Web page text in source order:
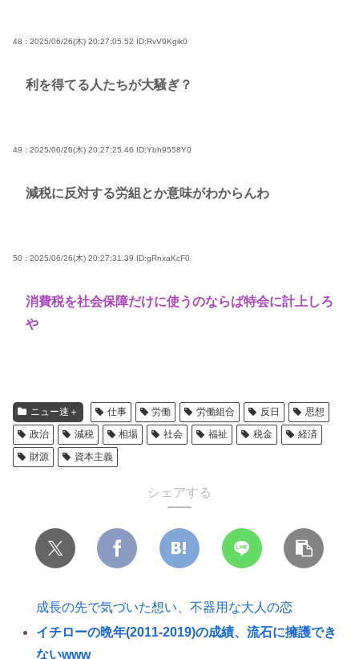
48 : 2025/06/26(木) 20:27:05.52 ID:RvV9Kgik0
利を得てる人たちが大騒ぎ？
49 : 2025/06/26(木) 20:27:25.46 ID:Ybh9558Y0
減税に反対する労組とか意味がわからんわ
50 : 2025/06/26(木) 20:27:31.39 ID:gRnxaKcF0
消費税を社会保障だけに使うのならば特会に計上しろ
や
ニュー速＋ 仕事 労働 労働組合 反日
思想
政治
減税 相場 社会 福祉 税金
経済
財源
資本主義
シェアする
成長の先で気づいた想い、不器用な大人の恋
イチローの晩年(2011-2019)の成績、流石に擁護でき
ないwww